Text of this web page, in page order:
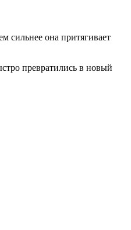
сильнее она притягивает
превратились в новый